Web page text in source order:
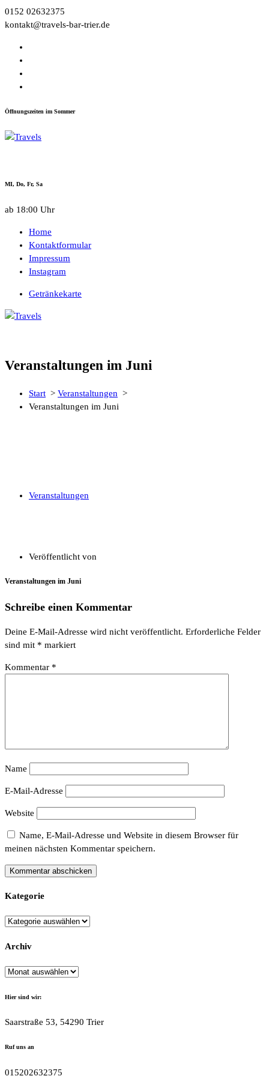
Zum
Inhalt
0152 02632375
kontakt@travels-bar-trier.de
Öffnungszeiten im Sommer
MI, Do, Fr, Sa
ab 18:00 Uhr
Home
Kontaktformular
Impressum
Instagram
Getränkekarte
Veranstaltungen im Juni
Start > Veranstaltungen >
Veranstaltungen im Juni
Veranstaltungen
Veröffentlicht von
Veranstaltungen im Juni
Schreibe einen Kommentar
Deine E-Mail-Adresse wird nicht veröffentlicht. Erforderliche Felder
sind mit * markiert
Kommentar *
Name
E-Mail-Adresse
Website
Name, E-Mail-Adresse und Website in diesem Browser für
meinen nächsten Kommentar speichern.
Kategorie
Kategorie
Archiv
Archiv
Hier sind wir:
Saarstraße 53, 54290 Trier
Ruf uns an
015202632375